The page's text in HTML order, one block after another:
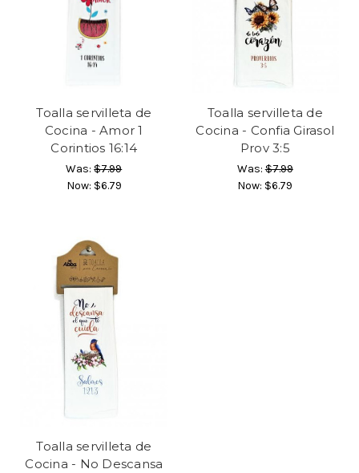
Toalla servilleta de
Cocina - Amor 1
Corintios 16:14
Was:$7.99
Now: $6.79
Toalla servilleta de
Cocina - Confia Girasol
Prov 3:5
Was:$7.99
Now: $6.79
Toalla servilleta de
Cocina - No Descansa